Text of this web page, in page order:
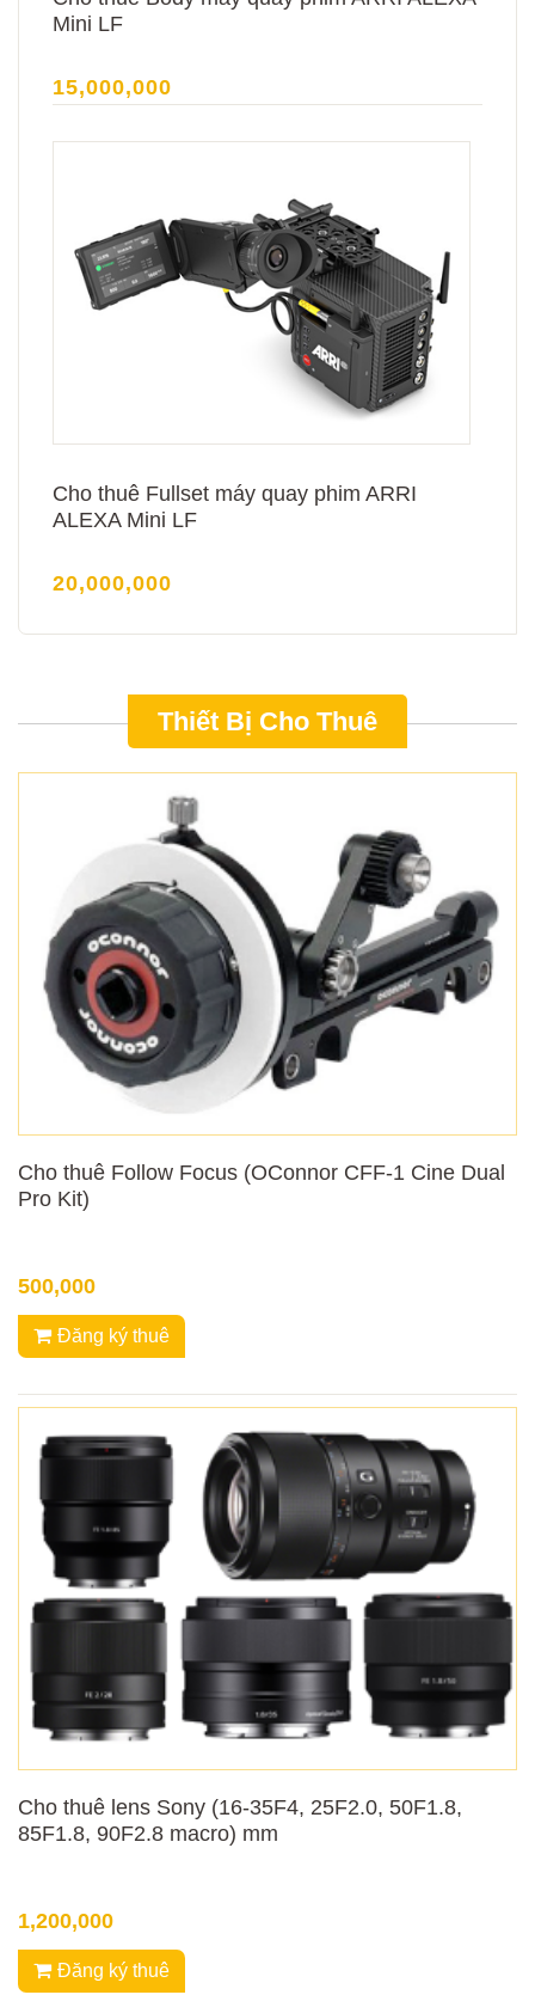
Mini LF
15,000,000
Cho thuê Fullset máy quay phim ARRI
ALEXA Mini LF
20,000,000
Thiết Bị Cho Thuê
Cho thuê Follow Focus (OConnor CFF-1 Cine Dual
Pro Kit)
500,000
Đăng ký thuê
Cho thuê lens Sony (16-35F4, 25F2.0, 50F1.8,
85F1.8, 90F2.8 macro) mm
1,200,000
Đăng ký thuê